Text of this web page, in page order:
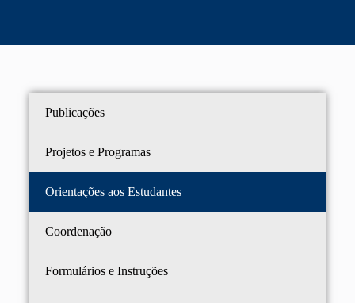
Publicações
Projetos e Programas
Orientações aos Estudantes
Coordenação
Formulários e Instruções